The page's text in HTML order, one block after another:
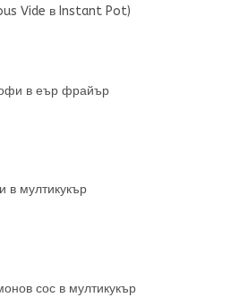
Vide в Instant Pot)
в еър фрайър
в мултикукър
сос в мултикукър